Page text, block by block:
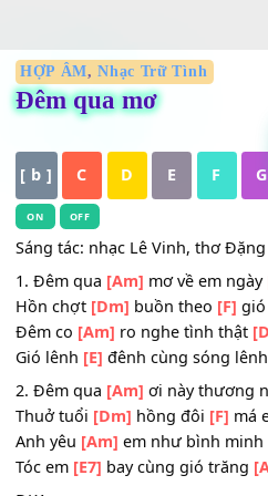
Đêm qua mơ
[ b ] C D E F
ON
Sáng tác: nhạc Lê Vinh, thơ
1. Đêm qua[Am]mơ về em
Hồn chợt[Dm] buồn theo[F]
Đêm co[Am]ro nghe tình
Gió lênh[E]đênh cùng sóng